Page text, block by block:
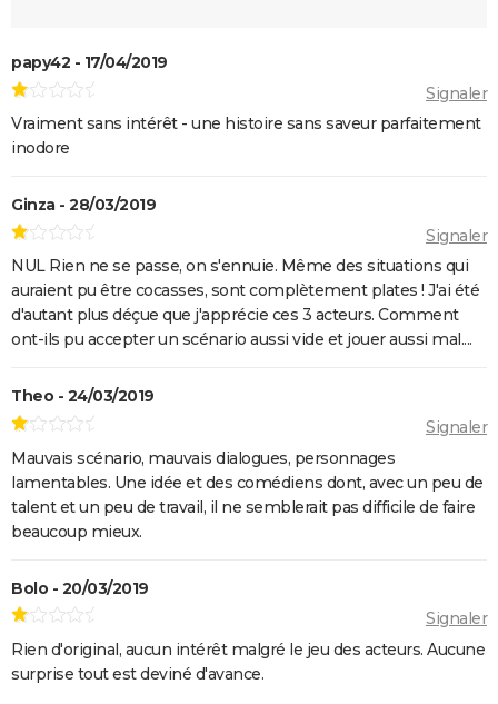
L'Origine du monde
OSS 117 3 : que disent les critiques sur le film ?
Monty Python, Sacré Graal
Anderson ? Critiques
La Traversée
Gaston Lagaffe : intrigue, avis, streaming... Tout sur
l'adaptation de la BD culte
papy42 - 17/04/2019
Signaler
Vraiment sans intérêt - une histoire sans saveur parfaitement
inodore
Ginza - 28/03/2019
Signaler
NUL Rien ne se passe, on s'ennuie. Même des situations qui
auraient pu être cocasses, sont complètement plates ! J'ai été
d'autant plus déçue que j'apprécie ces 3 acteurs. Comment
ont-ils pu accepter un scénario aussi vide et jouer aussi mal....
Theo - 24/03/2019
Signaler
Mauvais scénario, mauvais dialogues, personnages
lamentables. Une idée et des comédiens dont, avec un peu de
talent et un peu de travail, il ne semblerait pas difficile de faire
beaucoup mieux.
Bolo - 20/03/2019
Signaler
Rien d'original, aucun intérêt malgré le jeu des acteurs. Aucune
surprise tout est deviné d'avance.